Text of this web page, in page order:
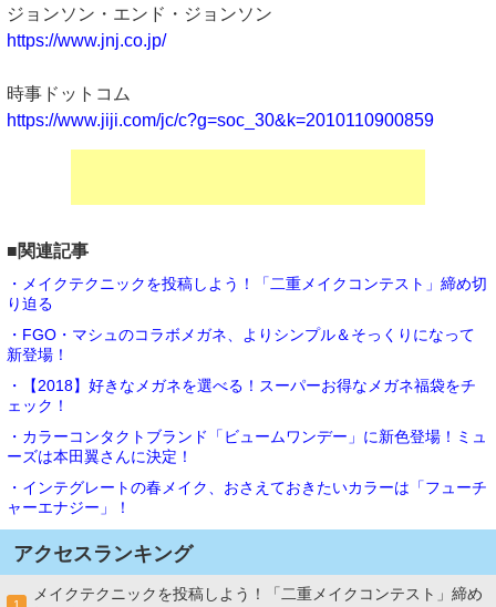
ジョンソン・エンド・ジョンソン
https://www.jnj.co.jp/
時事ドットコム
https://www.jiji.com/jc/c?g=soc_30&k=2010110900859
■関連記事
・メイクテクニックを投稿しよう！「二重メイクコンテスト」締め切
り迫る
・FGO・マシュのコラボメガネ、よりシンプル＆そっくりになって
新登場！
・【2018】好きなメガネを選べる！スーパーお得なメガネ福袋をチ
ェック！
・カラーコンタクトブランド「ビュームワンデー」に新色登場！ミュ
ーズは本田翼さんに決定！
・インテグレートの春メイク、おさえておきたいカラーは「フューチ
ャーエナジー」！
アクセスランキング
メイクテクニックを投稿しよう！「二重メイクコンテスト」締め